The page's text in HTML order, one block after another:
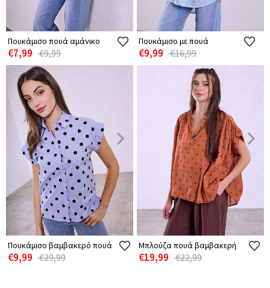
Πουκάμισο πουά αμάνικο
€7,99 €9,99
Πουκάμισο με πουά
€9,99 €16,99
Πουκάμισο βαμβακερό πουά
€9,99 €29,99
Μπλούζα πουά βαμβακερή
€19,99 €22,99